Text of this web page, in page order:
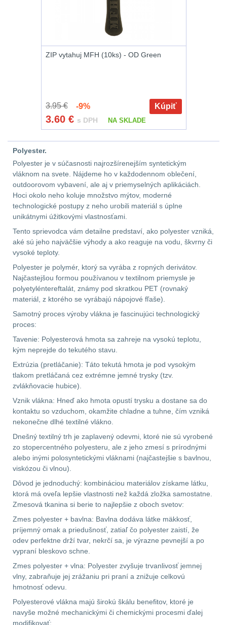
AK4710
.243 .260 (6.5mm)7
.270 .280 (7mm)
.30 .308 (7.62mm)
11
12GA, 20GA14
.40 .4111
.44 .45
.357 .38 (9mm)12
1911
zbraniam34
AR15 19
AK479
.227
.223 (5.56mm)
.243 .260 (6.5mm)7
.270 .280 (7mm)7
.30 .308 (7.62mm)
11
12GA, 20GA10
.40 .416
ZIP vytahuj MFH (10ks) - OD Green
3.95 €-9% Kúpiť
3.60 € s DPH NA SKLADE
Polyester.
Polyester je v súčasnosti najrozšírenejším syntetickým
vláknom na svete. Nájdeme ho v každodennom oblečení,
outdoorovom vybavení, ale aj v priemyselných aplikáciách.
Hoci okolo neho koluje množstvo mýtov, moderné
technologické postupy z neho urobili materiál s úplne
unikátnymi úžitkovými vlastnosťami.
Tento sprievodca vám detailne predstaví, ako polyester vzniká,
aké sú jeho najväčšie výhody a ako reaguje na vodu, škvrny či
vysoké teploty.
Polyester je polymér, ktorý sa vyrába z ropných derivátov.
Najčastejšou formou používanou v textilnom priemysle je
polyetyléntereftalát, známy pod skratkou PET (rovnaký
materiál, z ktorého se vyrábajú nápojové fľaše).
Samotný proces výroby vlákna je fascinujúci technologický
proces:
Tavenie: Polyesterová hmota sa zahreje na vysokú teplotu,
kým neprejde do tekutého stavu.
Extrúzia (pretláčanie): Táto tekutá hmota je pod vysokým
tlakom pretláčaná cez extrémne jemné trysky (tzv.
zvlákňovacie hubice).
Vznik vlákna: Hneď ako hmota opustí trysku a dostane sa do
kontaktu so vzduchom, okamžite chladne a tuhne, čím vzniká
nekonečne dlhé textilné vlákno.
Dnešný textilný trh je zaplavený odevmi, ktoré nie sú vyrobené
zo stopercentného polyesteru, ale z jeho zmesí s prírodnými
alebo inými polosyntetickými vláknami (najčastejšie s bavlnou,
viskózou či vlnou).
Dôvod je jednoduchý: kombináciou materiálov získame látku,
ktorá má oveľa lepšie vlastnosti než každá zložka samostatne.
Zmesová tkanina si berie to najlepšie z oboch svetov:
Zmes polyester + bavlna: Bavlna dodáva látke mäkkosť,
príjemný omak a priedušnosť, zatiaľ čo polyester zaistí, že
odev perfektne drží tvar, nekrčí sa, je výrazne pevnejší a po
vypraní bleskovo schne.
Zmes polyester + vlna: Polyester zvyšuje trvanlivosť jemnej
vlny, zabraňuje jej zrážaniu pri praní a znižuje celkovú
hmotnosť odevu.
Polyesterové vlákna majú širokú škálu benefitov, ktoré je
navyše možné mechanickými či chemickými procesmi ďalej
modifikovať: